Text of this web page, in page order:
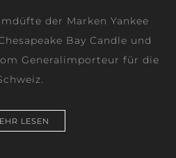
der Marken Yankee
Bay Candle und
Generalimporteur für die
LESEN